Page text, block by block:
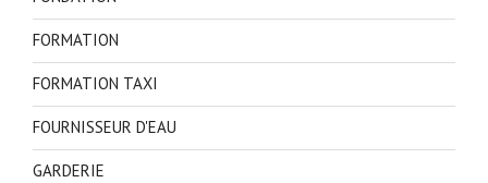
FORMATION
FORMATION TAXI
FOURNISSEUR D'EAU
GARDERIE